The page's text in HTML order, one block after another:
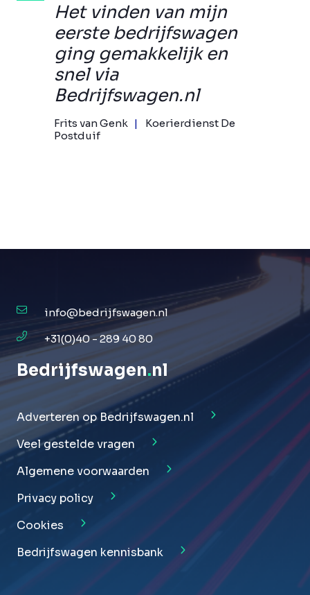
Het vinden van mijn
eerste bedrijfswagen
ging gemakkelijk en
snel via
Bedrijfswagen.nl
Frits van Genk
Koerierdienst De
Postduif
info@bedrijfswagen.nl
+31(0)40 - 289 40 80
Bedrijfswagen.nl
Adverteren op Bedrijfswagen.nl
Veel gestelde vragen
Algemene voorwaarden
Privacy policy
Cookies
Bedrijfswagen kennisbank